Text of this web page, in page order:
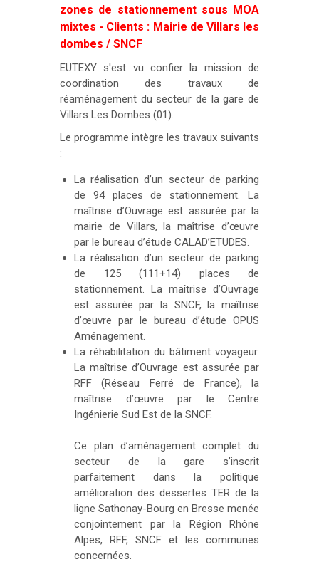
zones de stationnement sous MOA
mixtes - Clients : Mairie de Villars les
dombes / SNCF
EUTEXY s'est vu confier la mission de
coordination des travaux de
réaménagement du secteur de la gare de
Villars Les Dombes (01).
Le programme intègre les travaux suivants
:
La réalisation d’un secteur de parking
de 94 places de stationnement. La
maîtrise d’Ouvrage est assurée par la
mairie de Villars, la maîtrise d’œuvre
par le bureau d’étude CALAD’ETUDES.
La réalisation d’un secteur de parking
de 125 (111+14) places de
stationnement. La maîtrise d’Ouvrage
est assurée par la SNCF, la maîtrise
d’œuvre par le bureau d’étude OPUS
Aménagement.
La réhabilitation du bâtiment voyageur.
La maîtrise d’Ouvrage est assurée par
RFF (Réseau Ferré de France), la
maîtrise d’œuvre par le Centre
Ingénierie Sud Est de la SNCF.
Ce plan d’aménagement complet du
secteur de la gare s’inscrit
parfaitement dans la politique
amélioration des dessertes TER de la
ligne Sathonay-Bourg en Bresse menée
conjointement par la Région Rhône
Alpes, RFF, SNCF et les communes
concernées.